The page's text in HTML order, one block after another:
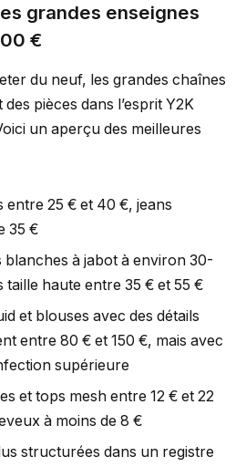
grandes enseignes
€
du neuf, les grandes chaînes
pièces dans l’esprit Y2K
un aperçu des meilleures
entre 25 € et 40 €, jeans
35 €
blanches à jabot à environ 30-
taille haute entre 35 € et 55 €
et blouses avec des détails
entre 80 € et 150 €, mais avec
supérieure
et tops mesh entre 12 € et 22
à moins de 8 €
structurées dans un registre